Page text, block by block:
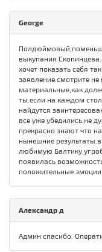
George
выкупания
хочет показать себя
заявление.смотрите не
материальные,как
ты.если на каждом
найдутся
все уже убедились,не
прекрасно знают что
нынешние
любимую Балтику
появилась
положительные эмоции
Александр д
Админ спасибо.